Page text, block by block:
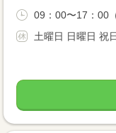
09：00〜17：00
土曜日 日曜日 祝